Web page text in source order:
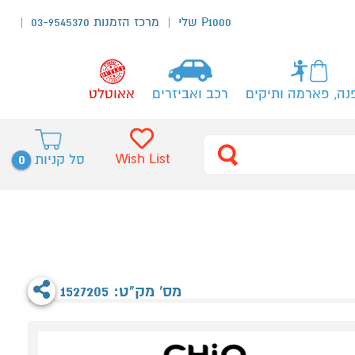
P1000 שלי מרכז הזמנות 03-9545370
פארמה ותיקים רכב ואביזרים אאוטלט
סל קניות 0 Wish List
מס' מק"ט: 1527205